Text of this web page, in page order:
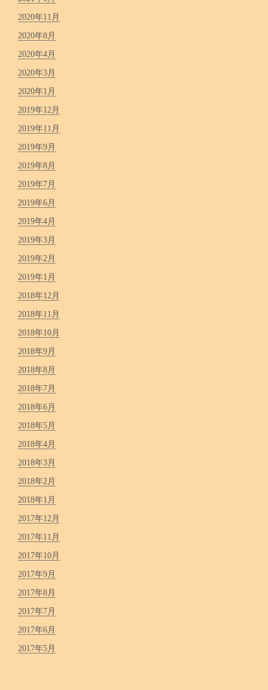
2020年11月
2020年8月
2020年4月
2020年3月
2020年1月
2019年12月
2019年11月
2019年9月
2019年8月
2019年7月
2019年6月
2019年4月
2019年3月
2019年2月
2019年1月
2018年12月
2018年11月
2018年10月
2018年9月
2018年8月
2018年7月
2018年6月
2018年5月
2018年4月
2018年3月
2018年2月
2018年1月
2017年12月
2017年11月
2017年10月
2017年9月
2017年8月
2017年7月
2017年6月
2017年5月